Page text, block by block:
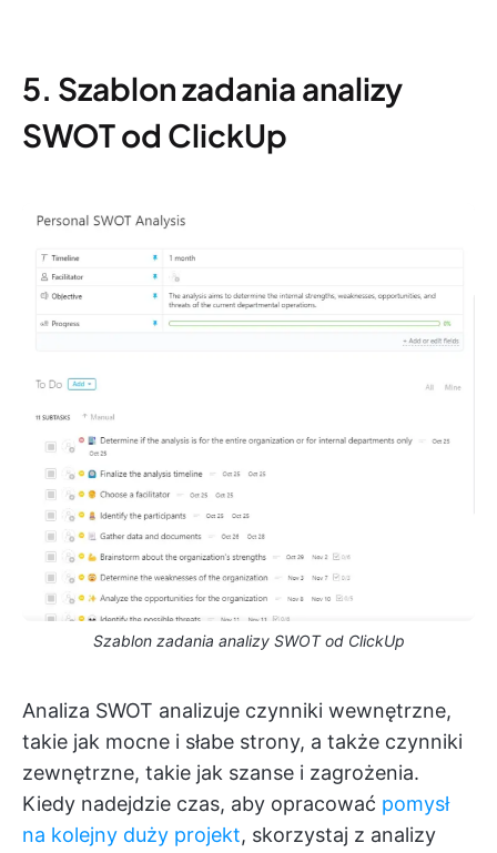
5. Szablon zadania analizy
SWOT od ClickUp
Szablon zadania analizy SWOT od ClickUp
Analiza SWOT analizuje czynniki wewnętrzne,
takie jak mocne i słabe strony, a także czynniki
zewnętrzne, takie jak szanse i zagrożenia.
Kiedy nadejdzie czas, aby opracować pomysł
na kolejny duży projekt, skorzystaj z analizy